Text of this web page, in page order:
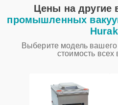
Цены на другие
промышленных
Выберите модель вашего
стоимость всех